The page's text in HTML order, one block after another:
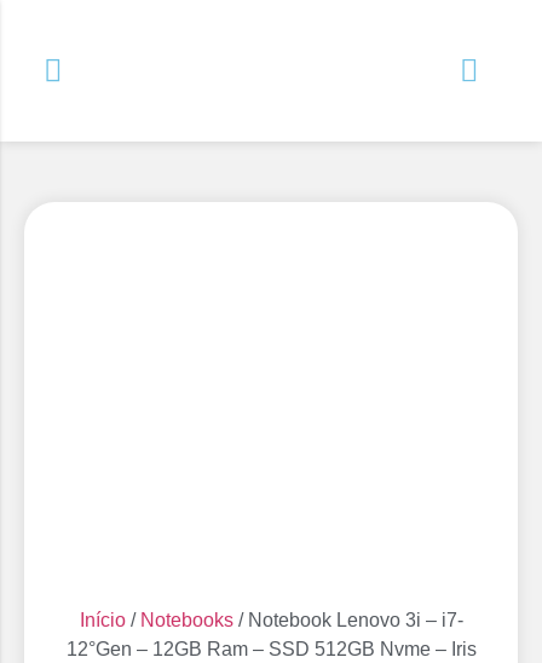
Início/ Notebooks/ Notebook Lenovo 3i – i7-
12°Gen – 12GB Ram – SSD 512GB Nvme – Iris